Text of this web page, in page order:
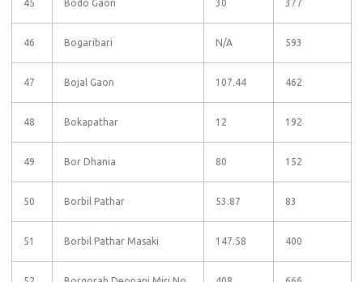
45 Bodo Gaon 30 377
46 Bogaribari N/A 593
47 Bojal Gaon 107.44 462
48 Bokapathar 12 192
49 Bor Dhania 80 152
50 Borbil Pathar 53.87 83
51 Borbil Pathar Masaki 147.58 400